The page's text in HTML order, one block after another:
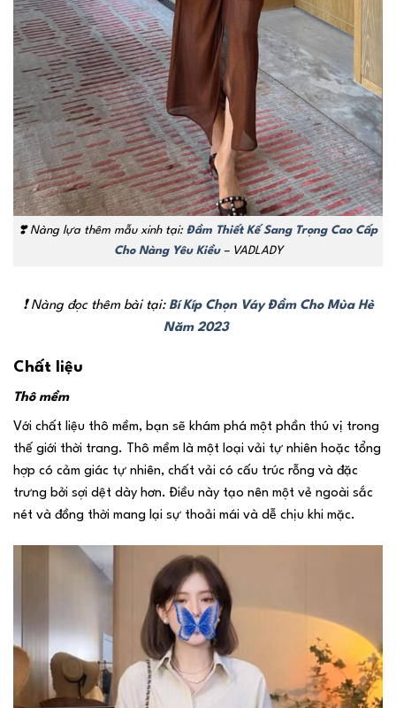
❣️ Nàng lựa thêm mẫu xinh tại: Đầm Thiết Kế Sang Trọng Cao Cấp
Cho Nàng Yêu Kiều– VADLADY
❗ Nàng đọc thêm bài tại: Bí Kíp Chọn Váy Đầm Cho Mùa Hè
Năm 2023
Chất liệu
Thô mềm
Với chất liệu thô mềm, bạn sẽ khám phá một phần thú vị trong
thế giới thời trang. Thô mềm là một loại vải tự nhiên hoặc tổng
hợp có cảm giác tự nhiên, chất vải có cấu trúc rỗng và đặc
trưng bởi sợi dệt dày hơn. Điều này tạo nên một vẻ ngoài sắc
nét và đồng thời mang lại sự thoải mái và dễ chịu khi mặc.